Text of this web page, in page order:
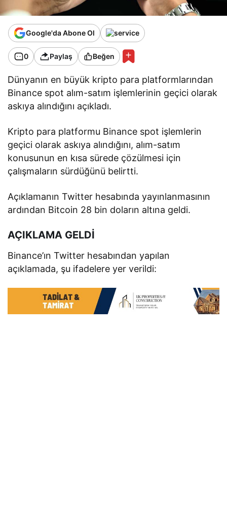
Google'da Abone Ol
0 Paylaş Beğen
Dünyanın en büyük kripto para platformlarından
Binance spot alım-satım işlemlerinin geçici olarak
askıya alındığını açıkladı.
Kripto para platformu Binance spot işlemlerin
geçici olarak askıya alındığını, alım-satım
konusunun en kısa sürede çözülmesi için
çalışmaların sürdüğünü belirtti.
Açıklamanın Twitter hesabında yayınlanmasının
ardından Bitcoin 28 bin doların altına geldi.
AÇIKLAMA GELDİ
Binance’ın Twitter hesabından yapılan
açıklamada, şu ifadelere yer verildi: